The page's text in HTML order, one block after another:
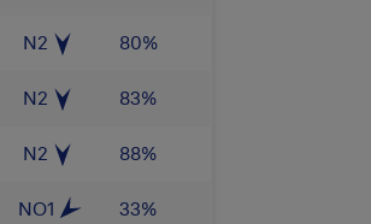
N2 80%
N2 83%
N2 88%
NO1 33%